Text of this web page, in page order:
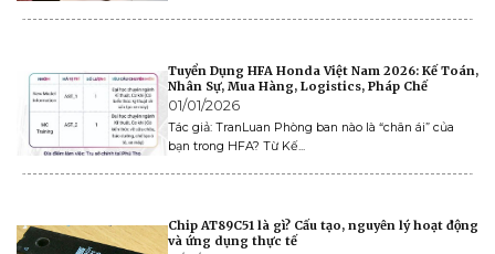
Tuyển Dụng HFA Honda Việt Nam 2026: Kế Toán,
Nhân Sự, Mua Hàng, Logistics, Pháp Chế
01/01/2026
Tác giả: TranLuan Phòng ban nào là “chân ái” của
bạn trong HFA? Từ Kế...
Chip AT89C51 là gì? Cấu tạo, nguyên lý hoạt động
và ứng dụng thực tế